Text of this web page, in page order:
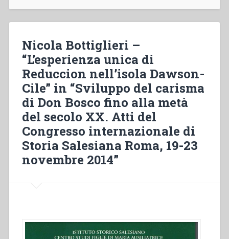
Figlie
di
Maria
Ausiliatrice”
in
“Sviluppo
del
carisma
di
Don
Bosco
XX.
Nicola Bottiglieri –
“L’esperienza unica di
Reduccion nell’isola Dawson-
Cile” in “Sviluppo del carisma
di Don Bosco fino alla metà
del secolo XX. Atti del
Congresso internazionale di
Storia Salesiana Roma, 19-23
novembre 2014”